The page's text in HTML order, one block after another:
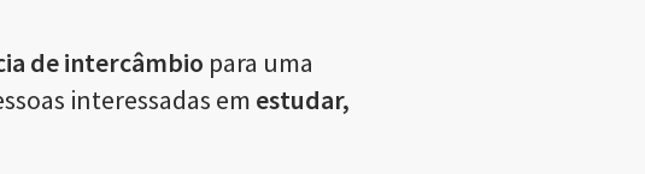
de intercâmbio para uma
interessadas em estudar,